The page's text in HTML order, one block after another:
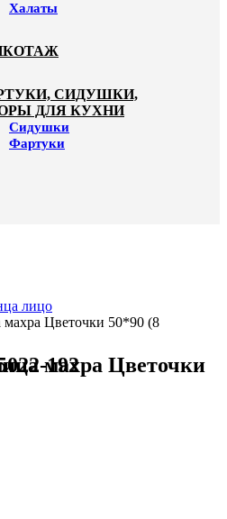
Халаты
СИДУШКИ,
ДЛЯ КУХНИ
Сидушки
Фартуки
лицо
Цветочки 50*90 (8
(8 шт) 1905022-192